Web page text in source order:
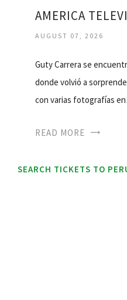
AUGUST 07, 2026
Guty Carrera se
donde volvió a
con varias fotografías
READ MORE
SEARCH TICKETS TO